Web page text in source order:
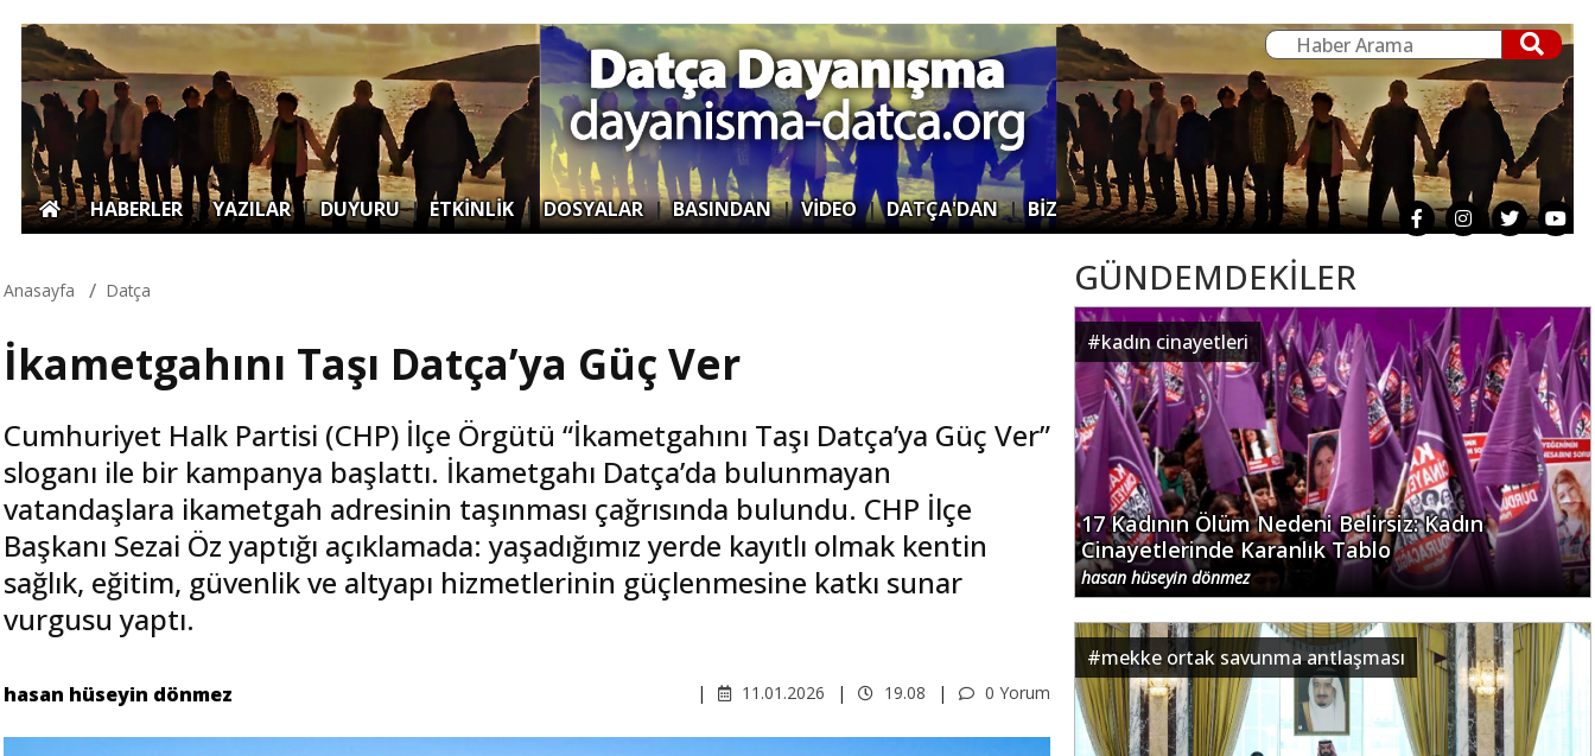
|HABERLER|YAZILAR|DUYURU| ETKİNLİK |DOSYALAR|BASINDAN|VİDEO|DATÇA'DAN|BİZ
Anasayfa Datça
İkametgahını Taşı Datça’ya Güç Ver
Cumhuriyet Halk Partisi (CHP) İlçe Örgütü “İkametgahını Taşı Datça’ya Güç Ver”
sloganı ile bir kampanya başlattı. İkametgahı Datça’da bulunmayan
vatandaşlara ikametgah adresinin taşınması çağrısında bulundu. CHP İlçe
Başkanı Sezai Öz yaptığı açıklamada: yaşadığımız yerde kayıtlı olmak kentin
sağlık, eğitim, güvenlik ve altyapı hizmetlerinin güçlenmesine katkı sunar
vurgusu yaptı.
hasan hüseyin dönmez 0 Yorum
19.08
11.01.2026
GÜNDEMDEKİLER
#kadın cinayetleri
17 Kadının Ölüm Nedeni Belirsiz: Kadın
Cinayetlerinde Karanlık Tablo
hasan hüseyin dönmez
#mekke ortak savunma antlaşması